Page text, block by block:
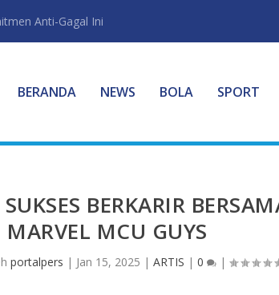
Anti-Gagal Ini
BERANDA NEWS BOLA SPORT
BERKARIR
MARVEL MCU GUYS
portalpers | Jan 15, 2025 |ARTIS |0 |